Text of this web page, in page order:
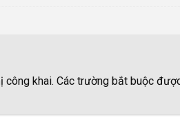
công khai. Các trường bắt buộc